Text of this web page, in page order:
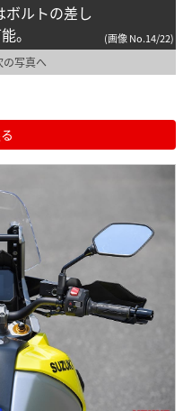
ルトの差し
。
(画像 No.14/22)
の写真へ